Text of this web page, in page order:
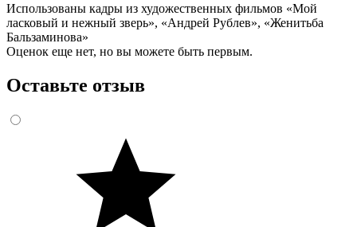
Использованы кадры из художественных фильмов «Мой
ласковый и нежный зверь», «Андрей Рублев», «Женитьба
Бальзаминова»
Оценок еще нет, но вы можете быть первым.
Оставьте отзыв